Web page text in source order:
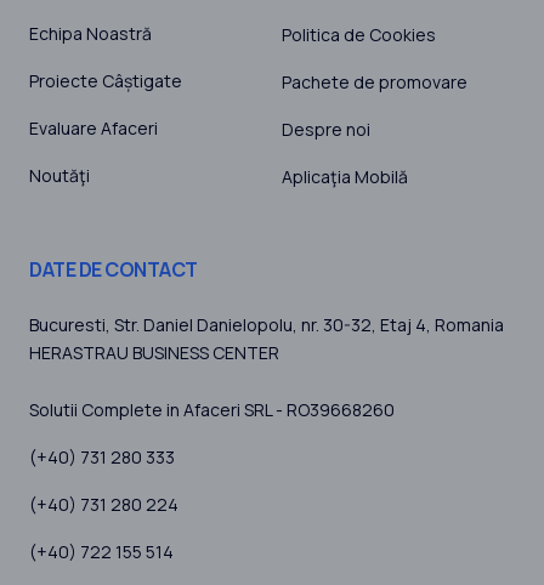
Echipa Noastră
Proiecte Câștigate
Evaluare Afaceri
Noutăţi
Politica de Cookies
Pachete de promovare
Despre noi
Aplicaţia Mobilă
DATE DE CONTACT
Bucuresti, Str. Daniel Danielopolu, nr. 30-32, Etaj 4, Romania
HERASTRAU BUSINESS CENTER
Solutii Complete in Afaceri SRL - RO39668260
(+40) 731 280 333
(+40) 731 280 224
(+40) 722 155 514